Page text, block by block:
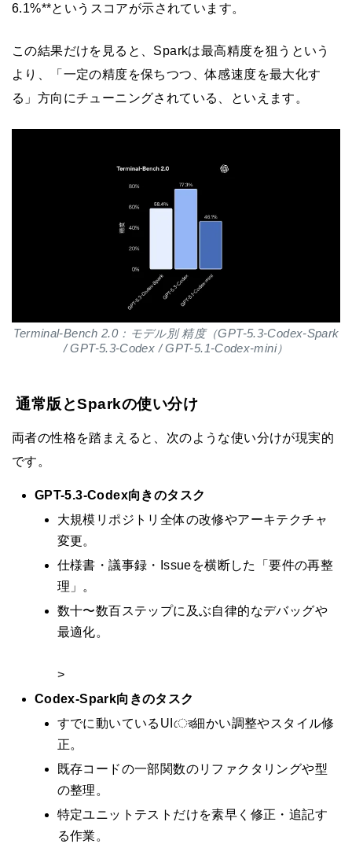
6.1%**というスコアが示されています。
この結果だけを見ると、Sparkは最高精度を狙うという
より、「一定の精度を保ちつつ、体感速度を最大化す
る」方向にチューニングされている、といえます。
Terminal-Bench 2.0：モデル別 精度（GPT-5.3-Codex-Spark
/ GPT-5.3-Codex / GPT-5.1-Codex-mini）
通常版とSparkの使い分け
両者の性格を踏まえると、次のような使い分けが現実的
です。
GPT-5.3-Codex向きのタスク
大規模リポジトリ全体の改修やアーキテクチャ
変更。
仕様書・議事録・Issueを横断した「要件の再整
理」。
数十〜数百ステップに及ぶ自律的なデバッグや
最適化。
>
Codex-Spark向きのタスク
すでに動いているUIের細かい調整やスタイル修
正。
既存コードの一部関数のリファクタリングや型
の整理。
特定ユニットテストだけを素早く修正・追記す
る作業。